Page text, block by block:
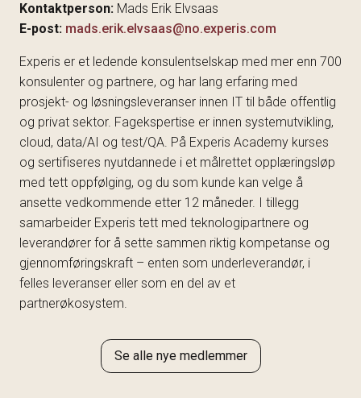
Kontaktperson: Mads Erik Elvsaas
E-post: mads.erik.elvsaas@no.experis.com
Experis er et ledende konsulentselskap med mer enn 700
konsulenter og partnere, og har lang erfaring med
prosjekt- og løsningsleveranser innen IT til både offentlig
og privat sektor. Fagekspertise er innen systemutvikling,
cloud, data/AI og test/QA. På Experis Academy kurses
og sertifiseres nyutdannede i et målrettet opplæringsløp
med tett oppfølging, og du som kunde kan velge å
ansette vedkommende etter 12 måneder. I tillegg
samarbeider Experis tett med teknologipartnere og
leverandører for å sette sammen riktig kompetanse og
gjennomføringskraft – enten som underleverandør, i
felles leveranser eller som en del av et
partnerøkosystem.
Se alle nye medlemmer